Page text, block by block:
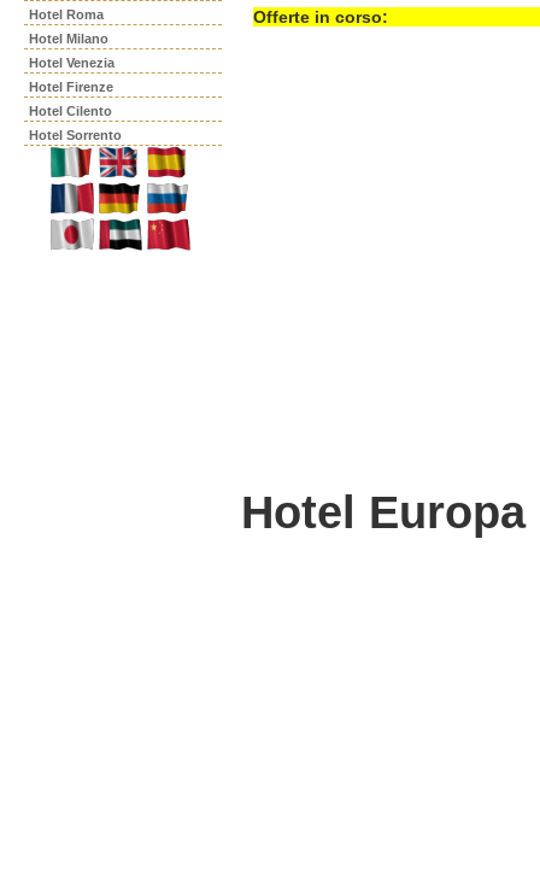
Hotel Roma
Hotel Milano
Hotel Venezia
Hotel Firenze
Hotel Cilento
Hotel Sorrento
Offerte in corso:
Hotel Europa